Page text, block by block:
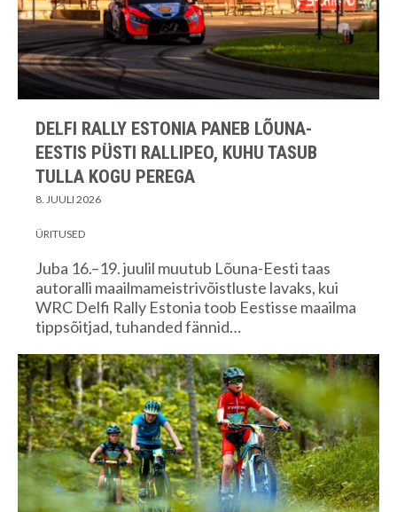
DELFI RALLY ESTONIA PANEB LÕUNA-
EESTIS PÜSTI RALLIPEO, KUHU TASUB
TULLA KOGU PEREGA
8. JUULI 2026
ÜRITUSED
Juba 16.–19. juulil muutub Lõuna-Eesti taas
autoralli maailmameistrivõistluste lavaks, kui
WRC Delfi Rally Estonia toob Eestisse maailma
tippsõitjad, tuhanded fännid…